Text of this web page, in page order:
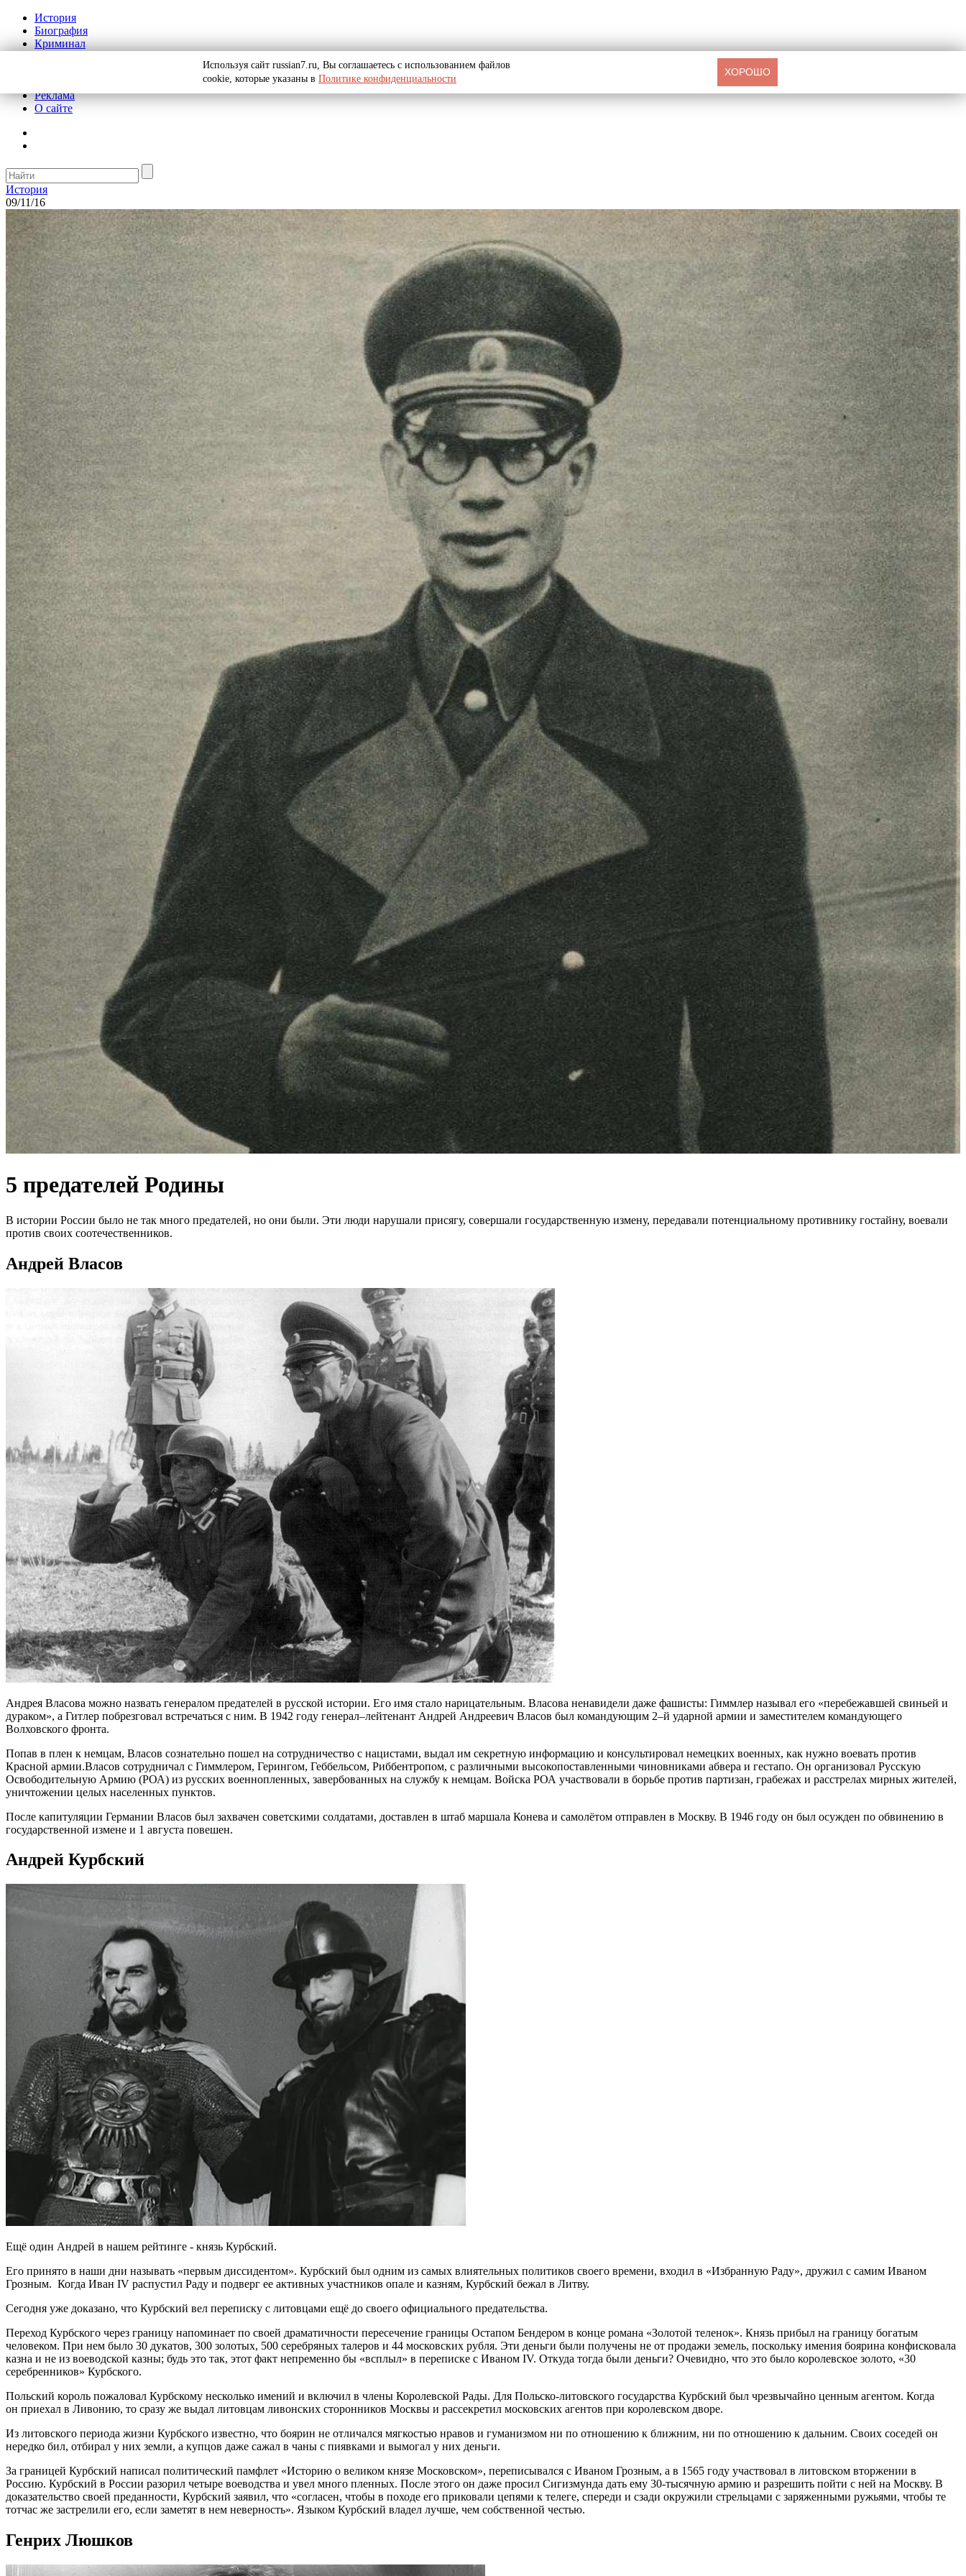
История
Биография
Криминал
Реклама
О сайте
История
09/11/16
5 предателей Родины
В истории России было не так много предателей, но они были. Эти люди нарушали присягу, совершали государственную измену, передавали потенциальному противнику гостайну, воевали
против своих соотечественников.
Андрей Власов
Андрея Власова можно назвать генералом предателей в русской истории. Его имя стало нарицательным. Власова ненавидели даже фашисты: Гиммлер называл его «перебежавшей свиньей и
дураком», а Гитлер побрезговал встречаться с ним. В 1942 году генерал–лейтенант Андрей Андреевич Власов был командующим 2–й ударной армии и заместителем командующего
Волховского фронта.
Попав в плен к немцам, Власов сознательно пошел на сотрудничество с нацистами, выдал им секретную информацию и консультировал немецких военных, как нужно воевать против
Красной армии.Власов сотрудничал с Гиммлером, Герингом, Геббельсом, Риббентропом, с различными высокопоставленными чиновниками абвера и гестапо. Он организовал Русскую
Освободительную Армию (РОА) из русских военнопленных, завербованных на службу к немцам. Войска РОА участвовали в борьбе против партизан, грабежах и расстрелах мирных жителей,
уничтожении целых населенных пунктов.
После капитуляции Германии Власов был захвачен советскими солдатами, доставлен в штаб маршала Конева и самолётом отправлен в Москву. В 1946 году он был осужден по обвинению в
государственной измене и 1 августа повешен.
Андрей Курбский
Ещё один Андрей в нашем рейтинге - князь Курбский.
Его принято в наши дни называть «первым диссидентом». Курбский был одним из самых влиятельных политиков своего времени, входил в «Избранную Раду», дружил с самим Иваном
Грозным. Когда Иван IV распустил Раду и подверг ее активных участников опале и казням, Курбский бежал в Литву.
Сегодня уже доказано, что Курбский вел переписку с литовцами ещё до своего официального предательства.
Переход Курбского через границу напоминает по своей драматичности пересечение границы Остапом Бендером в конце романа «Золотой теленок». Князь прибыл на границу богатым
человеком. При нем было 30 дукатов, 300 золотых, 500 серебряных талеров и 44 московских рубля. Эти деньги были получены не от продажи земель, поскольку имения боярина конфисковала
казна и не из воеводской казны; будь это так, этот факт непременно бы «всплыл» в переписке с Иваном IV. Откуда тогда были деньги? Очевидно, что это было королевское золото, «30
серебренников» Курбского.
Польский король пожаловал Курбскому несколько имений и включил в члены Королевской Рады. Для Польско-литовского государства Курбский был чрезвычайно ценным агентом. Когда
он приехал в Ливонию, то сразу же выдал литовцам ливонских сторонников Москвы и рассекретил московских агентов при королевском дворе.
Из литовского периода жизни Курбского известно, что боярин не отличался мягкостью нравов и гуманизмом ни по отношению к ближним, ни по отношению к дальним. Своих соседей он
нередко бил, отбирал у них земли, а купцов даже сажал в чаны с пиявками и вымогал у них деньги.
За границей Курбский написал политический памфлет «Историю о великом князе Московском», переписывался с Иваном Грозным, а в 1565 году участвовал в литовском вторжении в
Россию. Курбский в России разорил четыре воеводства и увел много пленных. После этого он даже просил Сигизмунда дать ему 30-тысячную армию и разрешить пойти с ней на Москву. В
доказательство своей преданности, Курбский заявил, что «согласен, чтобы в походе его приковали цепями к телеге, спереди и сзади окружили стрельцами с заряженными ружьями, чтобы те
тотчас же застрелили его, если заметят в нем неверность». Языком Курбский владел лучше, чем собственной честью.
Генрих Люшков
Используя сайт russian7.ru, Вы соглашаетесь с использованием файлов
cookie, которые указаны в Политике конфиденциальности
ХОРОШО